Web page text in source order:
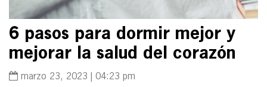
6 pasos para dormir mejor y
mejorar la salud del corazón
marzo 23, 2023 | 04:23 pm